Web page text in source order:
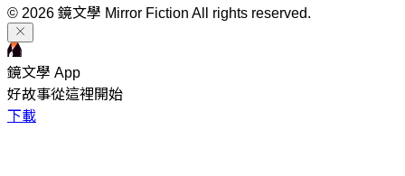
© 2026 鏡文學 Mirror Fiction All rights reserved.
鏡文學 App
好故事從這裡開始
下載